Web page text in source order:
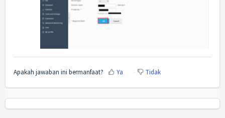
Apakah jawaban ini bermanfaat? Ya Tidak